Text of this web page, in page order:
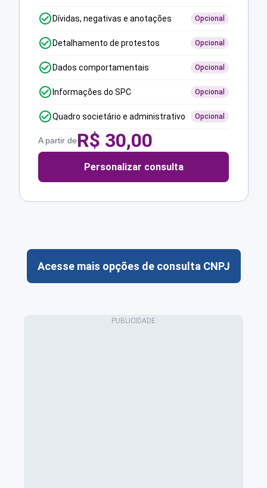
Dívidas, negativas e anotações Opcional
Detalhamento de protestos Opcional
Dados comportamentais Opcional
Informações do SPC Opcional
Quadro societário e administrativo Opcional
A partir deR$ 30,00
Personalizar consulta
Acesse mais opções de consulta CNPJ